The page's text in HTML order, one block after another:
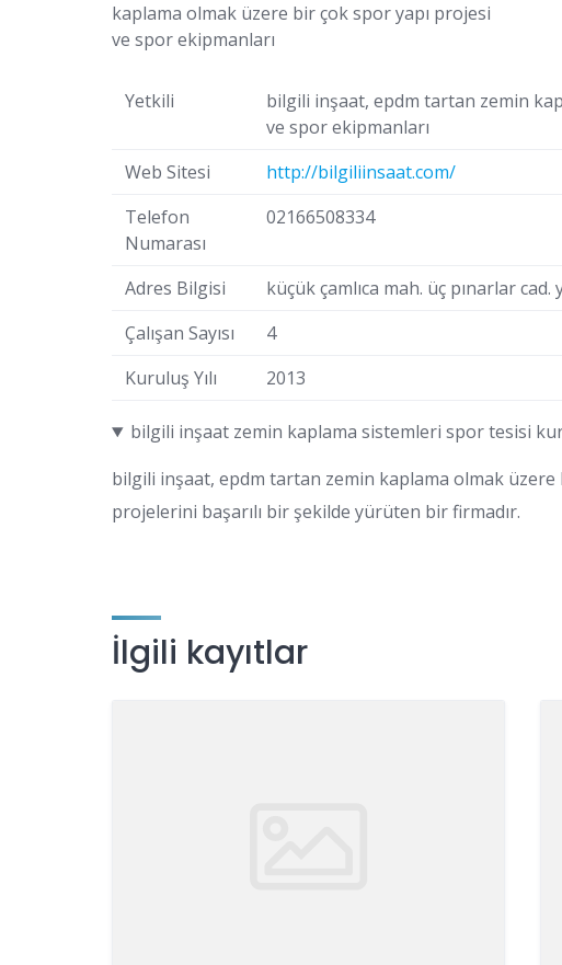
kaplama olmak üzere bir çok spor yapı projesi
ve spor ekipmanları
Yetkili
bilgili inşaat, epdm tartan zemin
ve spor ekipmanları
Web Sitesi
http://bilgiliinsaat.com/
Telefon
Numarası
02166508334
Adres Bilgisi
küçük çamlıca mah. üç pınarlar
Çalışan Sayısı
4
Kuruluş Yılı
2013
bilgili inşaat zemin kaplama sistemleri spor tesisi
bilgili inşaat, epdm tartan zemin kaplama olmak
projelerini başarılı bir şekilde yürüten bir firmadır.
İlgili kayıtlar